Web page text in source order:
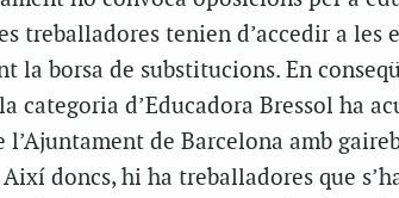
treballadores tenien d’accedir a les
la borsa de substitucions. En
categoria d’Educadora Bressol ha
de Barcelona amb
doncs, hi ha treballadores que